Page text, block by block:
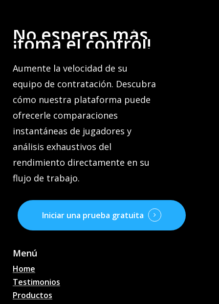
Noesperesmás,
¡toma el control!
Aumente la velocidad de su
equipo de contratación. Descubra
cómo nuestra plataforma puede
ofrecerle comparaciones
instantáneas de jugadores y
análisis exhaustivos del
rendimiento directamente en su
flujo de trabajo.
Iniciar una prueba gratuita
Menú
Home
Testimonios
Productos